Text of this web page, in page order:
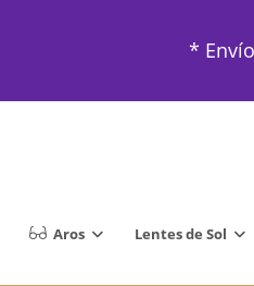
*
Aros Lentes de Sol